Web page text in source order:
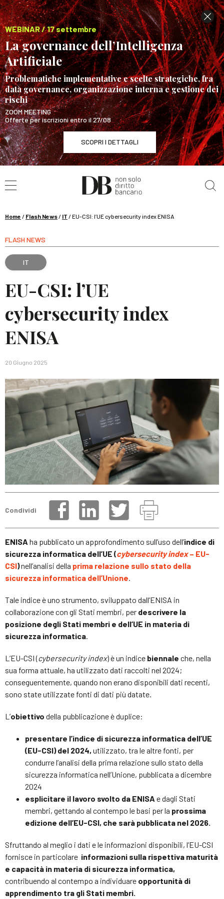
WEBINAR / 17 settembre
La governance dell’Intelligenza
Artificiale
Problematiche implementative e scelte strategiche, fra
data governance, organizzazione interna e gestione dei
rischi
ZOOM MEETING
Offerte per iscrizioni entro il 27/08
SCOPRI I DETTAGLI
WEBINAR / 17 settembre
La governance dell’Intelligenza Artificiale
Home / Flash News/ IT /EU-CSI: l’UE cybersecurity index ENISA
FLASH NEWS
IT
EU-CSI: l’UE
cybersecurity index
ENISA
20 Giugno 2025
Condividi
ENISA ha pubblicato un approfondimento sull’uso dell’indice di
sicurezza informatica dell’UE (cybersecurity index– EU-
CSI)nell’analisi della prima relazione sullo stato della
sicurezza informatica dell’Unione.
Tale indice è uno strumento, sviluppato dall’ENISA in
collaborazione con gli Stati membri, per descrivere la
posizione degli Stati membri e dell’UE in materia di
sicurezza informatica.
L’EU-CSI (cybersecurity index) è un indice biennale che, nella
sua forma attuale, ha utilizzato dati raccolti nel 2024;
conseguentemente, quando non erano disponibili dati recenti,
sono state utilizzate fonti di dati più datate.
L’obiettivo della pubblicazione è duplice:
presentare l’indice di sicurezza informatica dell’UE
(EU-CSI) del 2024, utilizzato, tra le altre fonti, per
condurre l’analisi della prima relazione sullo stato della
sicurezza informatica nell’Unione, pubblicata a dicembre
2024
esplicitare il lavoro svolto da ENISA e dagli Stati
membri, gettando al contempo le basi per la prossima
edizione dell’EU-CSI, che sarà pubblicata nel 2026.
Sfruttando al meglio i dati e le informazioni disponibili, l’EU-CSI
fornisce in particolare informazioni sulla rispettiva maturità
e capacità in materia di sicurezza informatica,
contribuendo al contempo a individuare opportunità di
apprendimento tra gli Stati membri.